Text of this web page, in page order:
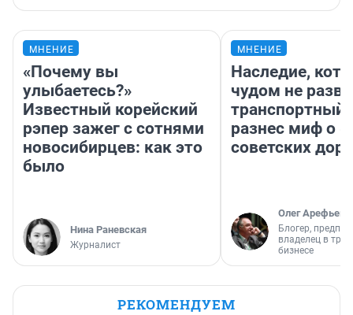
МНЕНИЕ
«Почему вы
улыбаетесь?»
Известный корейский
рэпер зажег с сотнями
новосибирцев: как это
было
Нина Раневская
Журналист
МНЕНИЕ
Наследие,
чудом не
транспортный
разнес миф о
советских
Олег Арефьев
Блогер,
владелец в
бизнесе
РЕКОМЕНДУЕМ